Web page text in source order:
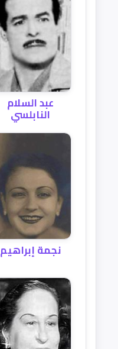
عبد السلام
النابلسي
نجمة إبراهيم